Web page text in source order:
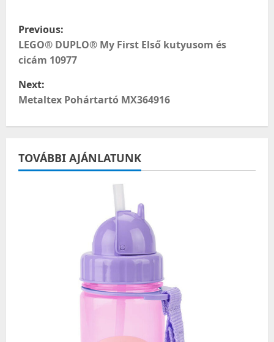
P
o
s
t
n
a
v
Previous:
LEGO® DUPLO® My First Első kutyusom és
cicám 10977
Next:
Metaltex Pohártartó MX364916
TOVÁBBI AJÁNLATUNK